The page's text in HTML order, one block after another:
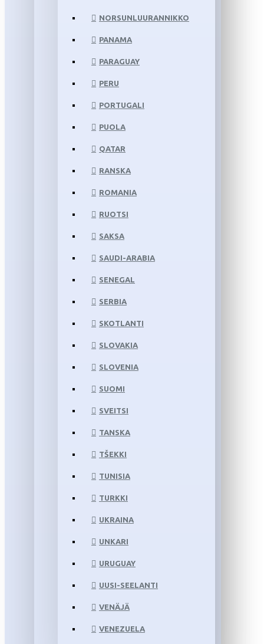
NORSUNLUURANNIKKO
PANAMA
PARAGUAY
PERU
PORTUGALI
PUOLA
QATAR
RANSKA
ROMANIA
RUOTSI
SAKSA
SAUDI-ARABIA
SENEGAL
SERBIA
SKOTLANTI
SLOVAKIA
SLOVENIA
SUOMI
SVEITSI
TANSKA
TŠEKKI
TUNISIA
TURKKI
UKRAINA
UNKARI
URUGUAY
UUSI-SEELANTI
VENÄJÄ
VENEZUELA